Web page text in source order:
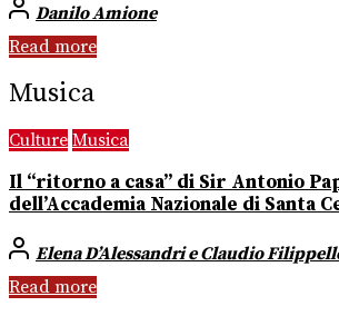
Danilo Amione
Read more
Musica
Culture Musica
Il “ritorno a casa” di Sir Antonio
dell’Accademia Nazionale di Santa
Elena D’Alessandri e Claudio
Read more